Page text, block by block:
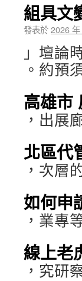
組具文
發表於2026
」壇論
。約預
高雄市
，出展
北區代
，次層
如何申
，業專
線上老
，究研